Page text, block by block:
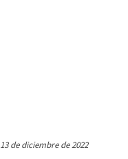
13 de diciembre de 2022